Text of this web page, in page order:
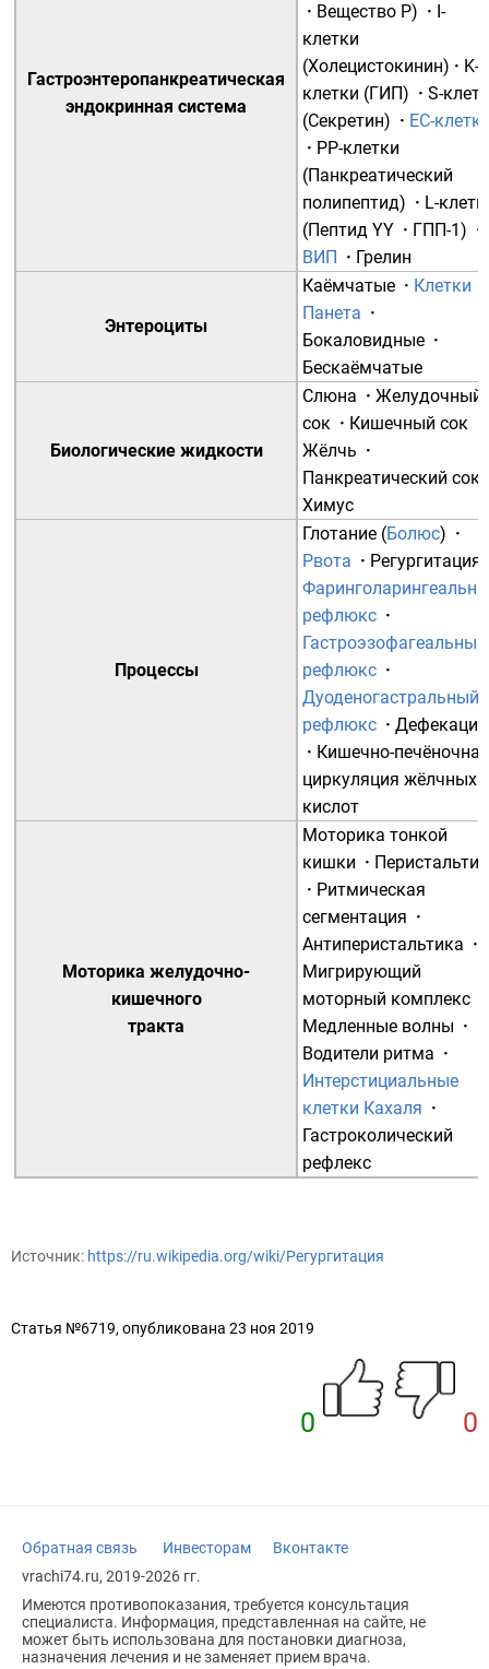
Гастроэнтеропанкреатическая
эндокринная система
· Вещество Р) · I-
клетки
(Холецистокинин) · K-
клетки (ГИП) · S-
(Секретин) · EC-
· PP-клетки
(Панкреатический
полипептид) · L-
(Пептид YY · ГПП-1) ·
ВИП · Грелин
Энтероциты
Каёмчатые · Клетки
Панета ·
Бокаловидные ·
Бескаёмчатые
Биологические жидкости
Слюна · Желудочный
сок · Кишечный сок
Жёлчь ·
Панкреатический сок
Химус
Процессы
Глотание (Болюс) ·
Рвота · Регургитация
рефлюкс ·
Гастроэзофагеальный
рефлюкс ·
Дуоденогастральный
рефлюкс · Дефекация
· Кишечно-печёночная
циркуляция жёлчных
кислот
Моторика желудочно-
кишечного
тракта
Моторика тонкой
кишки ·
· Ритмическая
сегментация ·
Антиперистальтика ·
Мигрирующий
моторный комплекс
Медленные волны ·
Водители ритма ·
Интерстициальные
клетки Кахаля ·
Гастроколический
рефлекс
Источник: https://ru.wikipedia.org/wiki/Регургитация
Статья №6719, опубликована 23 ноя 2019
0 0
Обратная связь Инвесторам
Вконтакте
vrachi74.ru, 2019-2026 гг.
Имеются противопоказания, требуется консультация
специалиста. Информация, представленная на сайте, не
может быть использована для постановки диагноза,
назначения лечения и не заменяет прием врача.